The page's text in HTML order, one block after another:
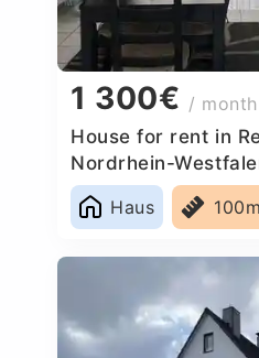
1 300€ / month
House for rent in
Nordrhein-
Haus